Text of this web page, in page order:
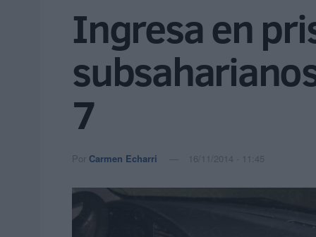
Ingresa en
7
Por Carmen Echarri 16/11/2014 - 11:45